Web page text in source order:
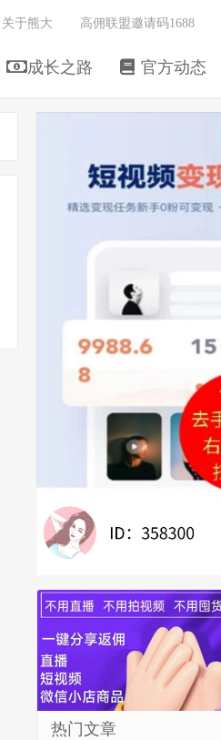
成长之路 官方动态
关于熊大 高佣联盟邀请码1688
热门文章